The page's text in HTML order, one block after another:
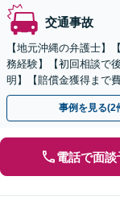
交通事故
【地元沖縄の弁護士】
務経験】【初回相談で
明】【賠償金獲得まで
む）対応◎】
事例を見る(2
電話で面談